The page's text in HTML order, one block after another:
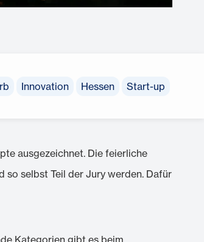
Innovation Hessen Start-up
ausgezeichnet. Die feierliche
so selbst Teil der Jury werden. Dafür
Kategorien gibt es beim